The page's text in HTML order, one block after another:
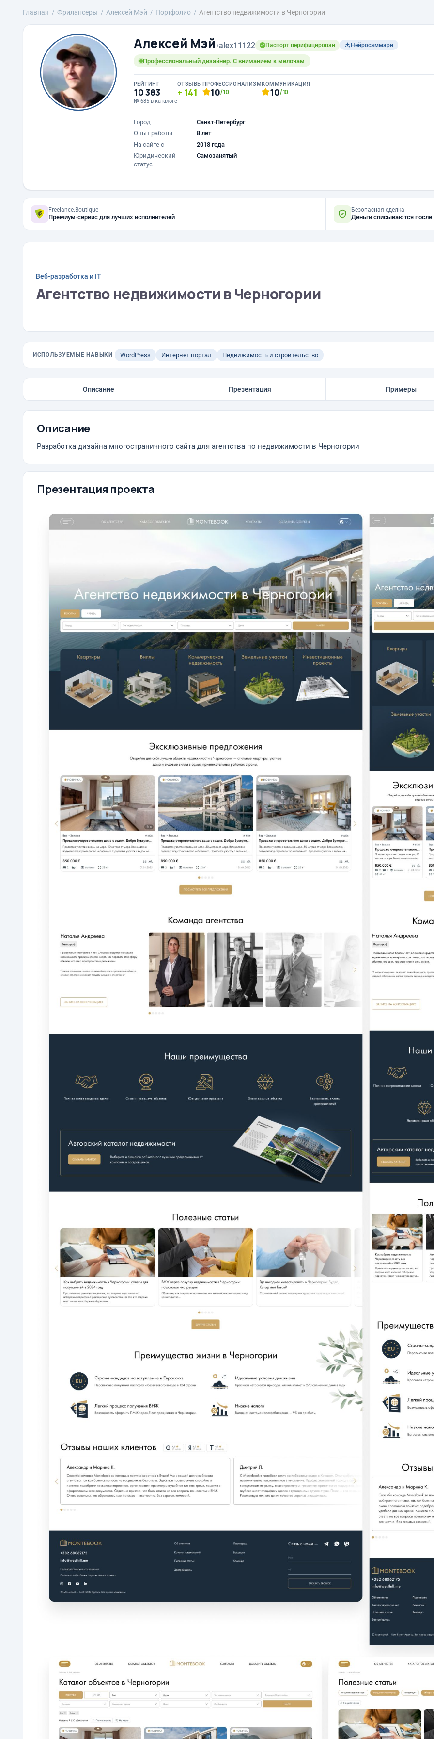
Главная Фрилансеры Алексей Мэй Портфолио Агентство недвижимости в Черногории
Алексей Мэй›alex11122 Паспорт верифицирован Нейросаммари
Профессиональный дизайнер. С вниманием к мелочам
РЕЙТИНГ
10 383
№ 685 в каталоге
ОТЗЫВЫ
141
ПРОФЕССИОНАЛИЗМ
10/10
КОММУНИКАЦИЯ
10/10
Город
Санкт-Петербург
Опыт работы
8 лет
На сайте с
2018 года
Юридический
статус
Самозанятый
Freelance.Boutique
Премиум-сервис для лучших исполнителей
Безопасная сделка
Деньги списываются после
Веб-разработка и IT
Агентство недвижимости в Черногории
ИСПОЛЬЗУЕМЫЕ НАВЫКИ WordPress Интернет портал Недвижимость и строительство
Описание Презентация Примеры
Описание
Разработка дизайна многостраничного сайта для агентства по недвижимости в Черногории
Презентация проекта